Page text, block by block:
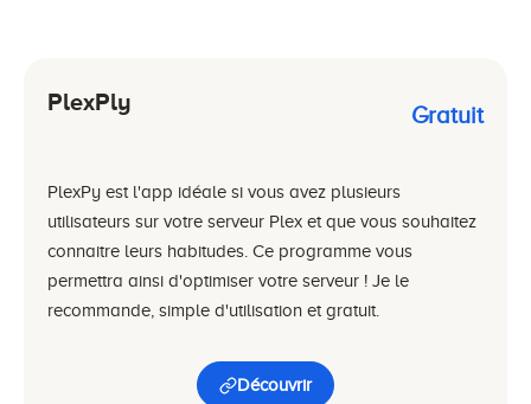
PlexPly Gratuit
PlexPy est l'app idéale si vous avez plusieurs
utilisateurs sur votre serveur Plex et que vous souhaitez
connaitre leurs habitudes. Ce programme vous
permettra ainsi d'optimiser votre serveur ! Je le
recommande, simple d'utilisation et gratuit.
Découvrir